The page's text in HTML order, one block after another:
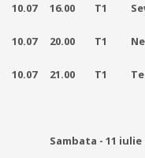
10.07 16.00 T1
10.07 20.00 T1
10.07 21.00 T1
Sambata - 11 iulie